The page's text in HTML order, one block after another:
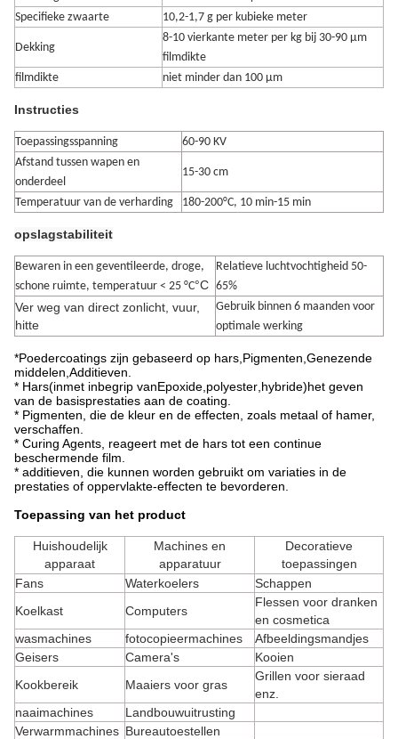
Specifieke zwaarte
10,2-1,7 g per kubieke meter
Dekking
8-10 vierkante meter per kg bij 30-90 μm
filmdikte
filmdikte
niet minder dan 100 μm
Instructies
Toepassingsspanning
60-90 KV
Afstand tussen wapen en
onderdeel
15-30 cm
Temperatuur van de verharding 180-200°C, 10 min-15 min
opslagstabiliteit
Bewaren in een geventileerde, droge,
schone ruimte, temperatuur < 25 °C°C
Relatieve luchtvochtigheid 50-
65%
Ver weg van direct zonlicht, vuur,
hitte
Gebruik binnen 6 maanden voor
optimale werking
*Poedercoatings zijn gebaseerd op hars Pigmenten Genezende
middelen Additieven.
* Hars(inmet inbegrip vanEpoxide polyester hybride)het geven
van de basisprestaties aan de coating.
* Pigmenten, die de kleur en de effecten, zoals metaal of hamer,
verschaffen.
* Curing Agents, reageert met de hars tot een continue
beschermende film.
* additieven, die kunnen worden gebruikt om variaties in de
prestaties of oppervlakte-effecten te bevorderen.
Toepassing van het product
Huishoudelijk
apparaat
Machines en
apparatuur
Decoratieve
toepassingen
Fans
Waterkoelers
Schappen
Koelkast
Computers
Flessen voor dranken
en cosmetica
wasmachines
fotocopieermachines
Afbeeldingsmandjes
Geisers
Camera's
Kooien
Kookbereik
Maaiers voor gras
Grillen voor sieraad
enz.
naaimachines
Landbouwuitrusting
Verwarmmachines Bureautoestellen